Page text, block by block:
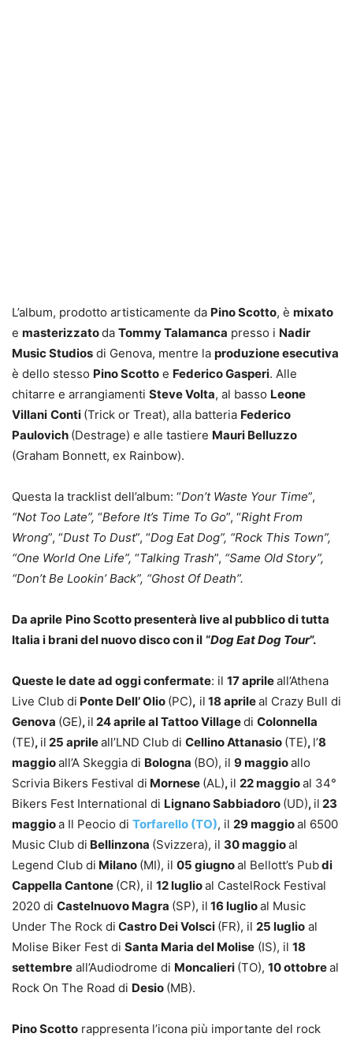
L’album, prodotto artisticamente da Pino Scotto, è mixato
e masterizzatoda Tommy Talamanca presso i Nadir
Music Studios di Genova, mentre la produzione esecutiva
è dello stesso Pino Scotto e Federico Gasperi. Alle
chitarre e arrangiamenti Steve Volta, al basso Leone
Villani Conti (Trick or Treat), alla batteria Federico
Paulovich (Destrage) e alle tastiere Mauri Belluzzo
(Graham Bonnett, ex Rainbow).
Questa la tracklist dell’album: “Don’t Waste Your Time”,
“Not Too Late”, “Before It’s Time To Go”, “Right From
Wrong”, “Dust To Dust”, “Dog Eat Dog”, “Rock This Town”,
“One World One Life”, “Talking Trash”, “Same Old Story”,
“Don’t Be Lookin’ Back”, “Ghost Of Death”.
Da aprile Pino Scotto presenterà live al pubblico di tutta
Italia i brani del nuovo disco con il “Dog Eat Dog Tour”.
Queste le date ad oggi confermate: il 17 aprileall’Athena
Live Club di Ponte Dell’ Olio (PC), il 18 aprileal Crazy Bull di
Genova (GE), il 24 aprile al Tattoo Villagedi Colonnella
(TE), il 25 aprileall’LND Club di Cellino Attanasio (TE), l’8
maggioall’A Skeggia di Bologna (BO), il 9 maggioallo
Scrivia Bikers Festival di Mornese (AL), il 22 maggioal 34°
Bikers Fest International di Lignano Sabbiadoro (UD), il 23
maggioa Il Peocio di Torfarello (TO), il 29 maggioal 6500
Music Club di Bellinzona (Svizzera), il 30 maggioal
Legend Club di Milano (MI), il 05 giugnoal Bellott’s Pubdi
Cappella Cantone (CR), il 12 luglioal CastelRock Festival
2020 di Castelnuovo Magra (SP), il 16 luglioal Music
Under The Rock di Castro Dei Volsci (FR), il 25 luglio al
Molise Biker Fest di Santa Maria del Molise (IS), il 18
settembre all’Audiodrome di Moncalieri (TO), 10 ottobreal
Rock On The Road di Desio (MB).
Pino Scotto rappresenta l’icona più importante del rock